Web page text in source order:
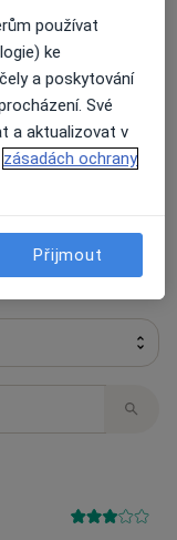
důležité.
za
o názorech
používat
ke
a poskytování
Své
a aktualizovat v
zásadách ochrany
Přijmout